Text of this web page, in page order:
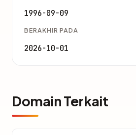
1996-09-09
BERAKHIR PADA
2026-10-01
Domain Terkait